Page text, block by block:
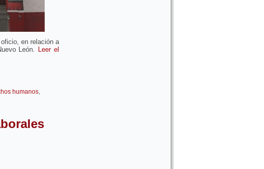
en relación a
León. Leer el
humanos,